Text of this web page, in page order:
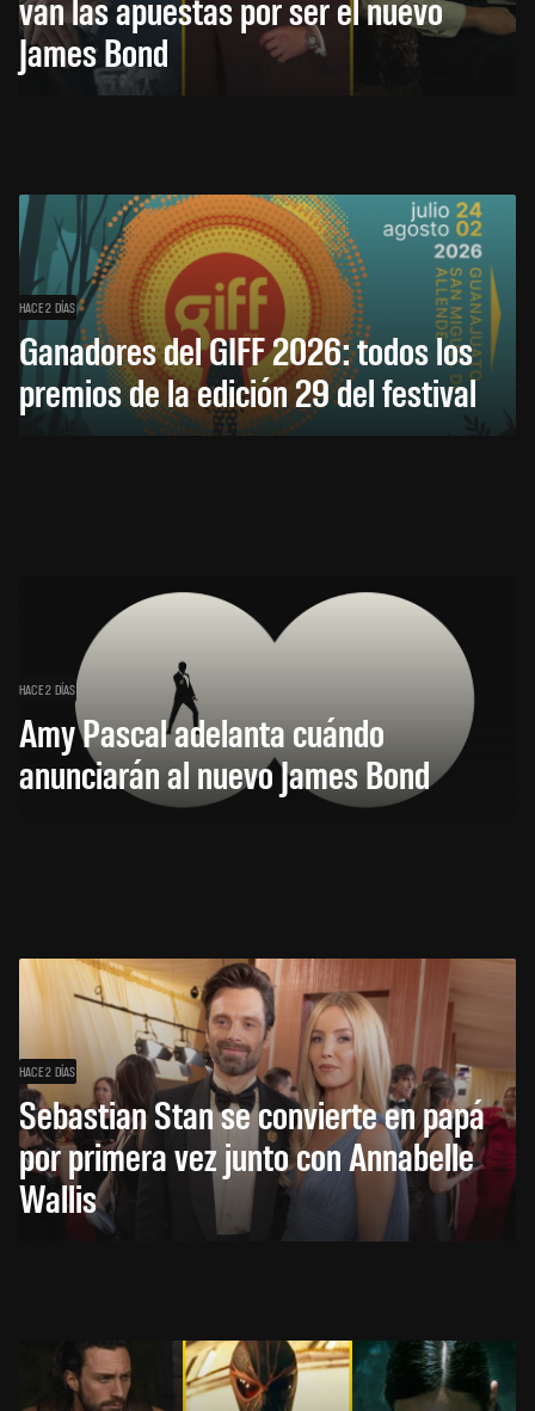
James Bond
HACE 2 DÍAS
Ganadores del GIFF 2026: todos los
premios de la edición 29 del festival
HACE 2 DÍAS
Amy Pascal adelanta cuándo
anunciarán al nuevo James Bond
HACE 2 DÍAS
Sebastian Stan se convierte en papá
por primera vez junto con Annabelle
Wallis